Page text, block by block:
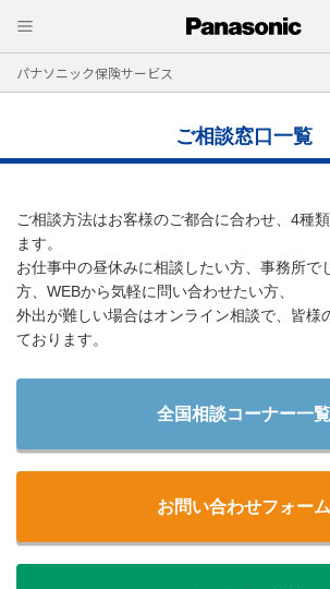
パナソニック保険サービス
ご相談窓口一覧
ご相談方法はお客様のご都合に合わせ、4種
ます。
お仕事中の昼休みに相談したい方、事務所で
方、WEBから気軽に問い合わせたい方、
外出が難しい場合はオンライン相談で、皆様
ております。
全国相談コーナー一覧
お問い合わせフォーム